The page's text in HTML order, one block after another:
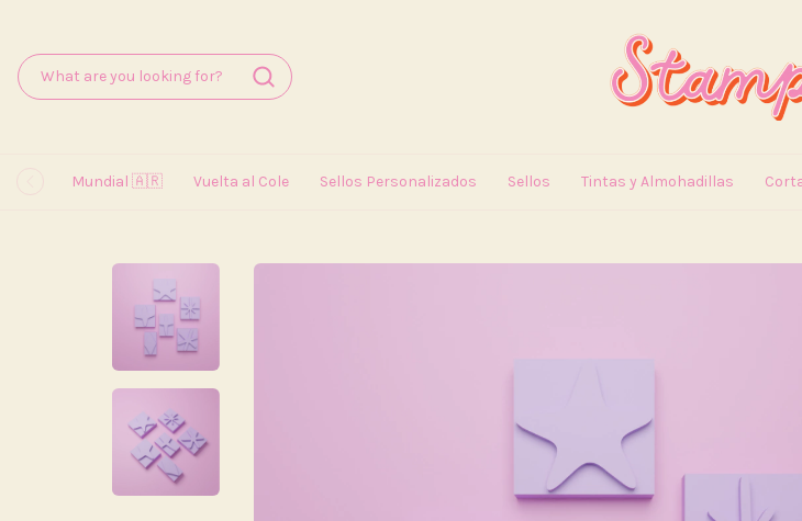
Mundial 🇦🇷 Vuelta al Cole Sellos Personalizados Sellos Tintas y Almohadillas